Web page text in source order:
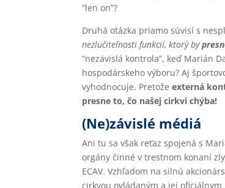
“len on”?
Druhá otázka priamo súvisí s
nezlučiteľnosti funkcií, ktorý by
“nezávislá kontrola”, keď Marián
hospodárskeho výboru? Aj
vyhodnocuje. Pretožeexterná
presne to, čo našej cirkvi chýba!
(Ne)závislé médiá
Ani tu sa však reťaz spojená s
orgány činné v trestnom konaní
ECAV. Vzhľadom na silnú
cirkvou ovládaným a jej